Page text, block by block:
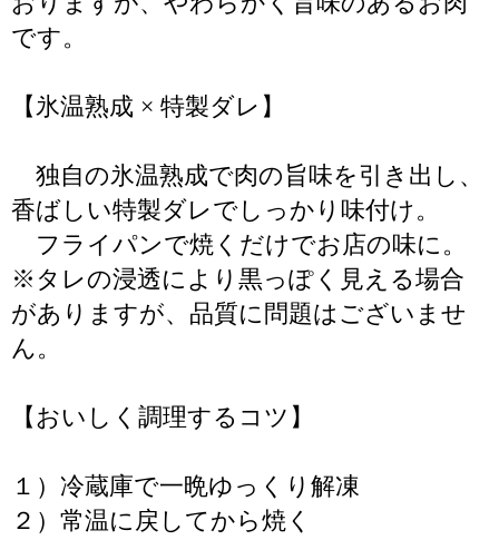
です。
【氷温熟成 × 特製ダレ】
独自の氷温熟成で肉の旨味を引き出し、
香ばしい特製ダレでしっかり味付け。
フライパンで焼くだけでお店の味に。
※タレの浸透により黒っぽく見える場合
がありますが、品質に問題はございませ
ん。
【おいしく調理するコツ】
１）冷蔵庫で一晩ゆっくり解凍
２）常温に戻してから焼く